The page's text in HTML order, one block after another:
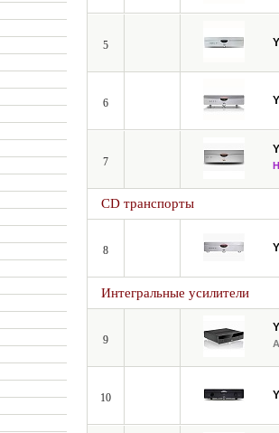
5
6
7
CD транспорты
8
Интегральные усилители
9
10